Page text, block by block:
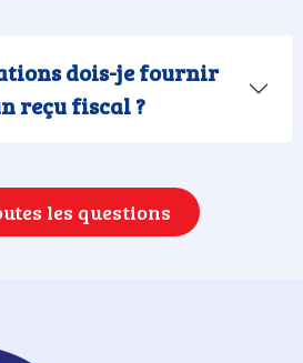
dois-je fournir
reçu fiscal ?
les questions